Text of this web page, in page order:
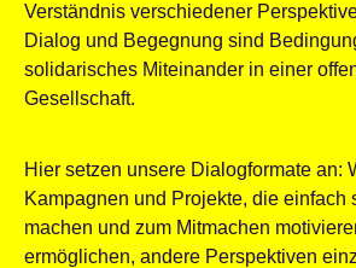
Verständnis verschiedener
Dialog und Begegnung sind
solidarisches Miteinander in einer
Gesellschaft.
Hier setzen unsere Dialogformate an:
Kampagnen und Projekte, die einfach
machen und zum Mitmachen
ermöglichen, andere Perspektiven